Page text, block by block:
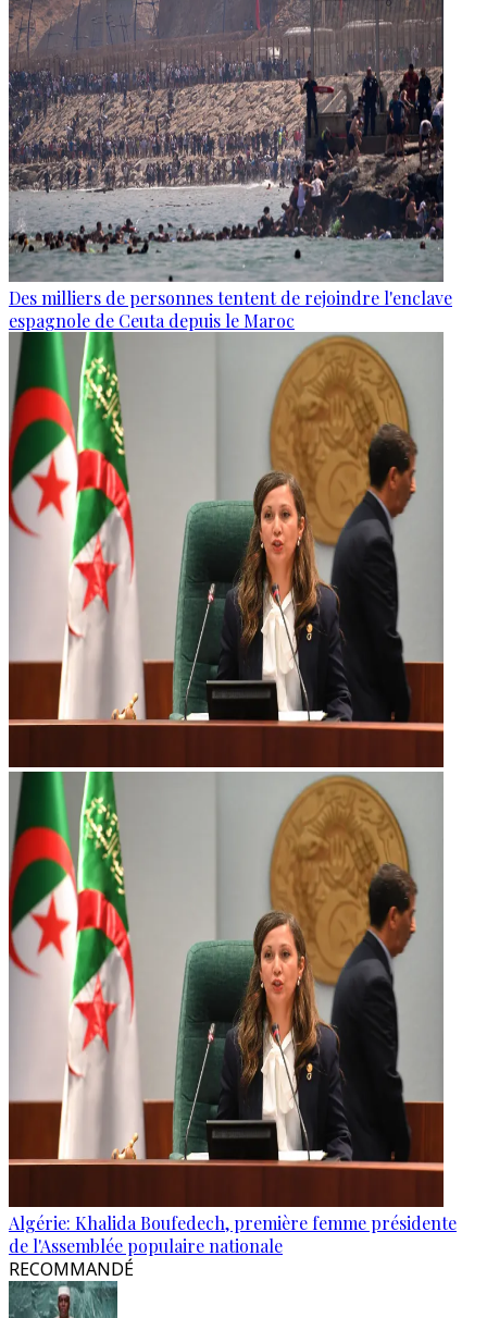
Des milliers de personnes tentent de rejoindre l'enclave
espagnole de Ceuta depuis le Maroc
Algérie: Khalida Boufedech, première femme présidente
de l'Assemblée populaire nationale
RECOMMANDÉ